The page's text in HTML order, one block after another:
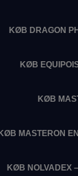
KØB DRAGON
KØB
KØB
MASTERON
KØB NOLVADEX